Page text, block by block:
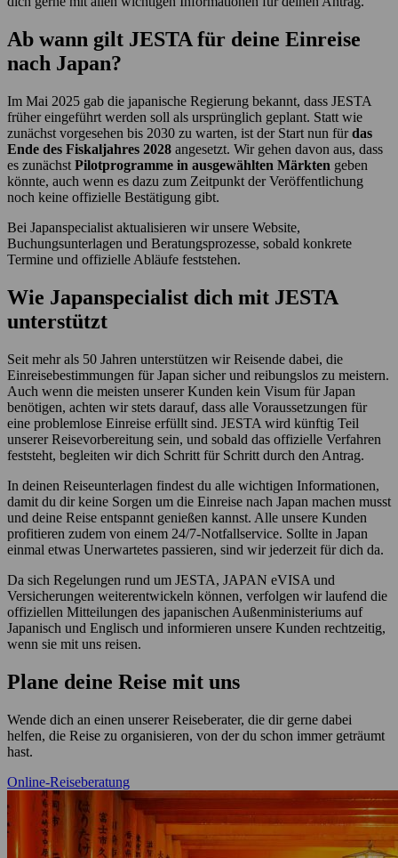
Ab wann gilt JESTA für deine Einreise
nach Japan?
Im Mai 2025 gab die japanische Regierung bekannt, dass JESTA
früher eingeführt werden soll als ursprünglich geplant. Statt wie
zunächst vorgesehen bis 2030 zu warten, ist der Start nun fürdas
Ende des Fiskaljahres 2028 angesetzt. Wir gehen davon aus, dass
es zunächst Pilotprogramme in ausgewählten Märkten geben
könnte, auch wenn es dazu zum Zeitpunkt der Veröffentlichung
noch keine offizielle Bestätigung gibt.
Bei Japanspecialist aktualisieren wir unsere Website,
Buchungsunterlagen und Beratungsprozesse, sobald konkrete
Termine und offizielle Abläufe feststehen.
Wie Japanspecialist dich mit JESTA
unterstützt
Seit mehr als 50 Jahren unterstützen wir Reisende dabei, die
Einreisebestimmungen für Japan sicher und reibungslos zu meistern.
Auch wenn die meisten unserer Kunden kein Visum für Japan
benötigen, achten wir stets darauf, dass alle Voraussetzungen für
eine problemlose Einreise erfüllt sind. JESTA wird künftig Teil
unserer Reisevorbereitung sein, und sobald das offizielle Verfahren
feststeht, begleiten wir dich Schritt für Schritt durch den Antrag.
In deinen Reiseunterlagen findest du alle wichtigen Informationen,
damit du dir keine Sorgen um die Einreise nach Japan machen musst
und deine Reise entspannt genießen kannst. Alle unsere Kunden
profitieren zudem von einem 24/7-Notfallservice. Sollte in Japan
einmal etwas Unerwartetes passieren, sind wir jederzeit für dich da.
Da sich Regelungen rund um JESTA, JAPAN eVISA und
Versicherungen weiterentwickeln können, verfolgen wir laufend die
offiziellen Mitteilungen des japanischen Außenministeriums auf
Japanisch und Englisch und informieren unsere Kunden rechtzeitig,
wenn sie mit uns reisen.
Plane deine Reise mit uns
Wende dich an einen unserer Reiseberater, die dir gerne dabei
helfen, die Reise zu organisieren, von der du schon immer geträumt
hast.
Online-Reiseberatung